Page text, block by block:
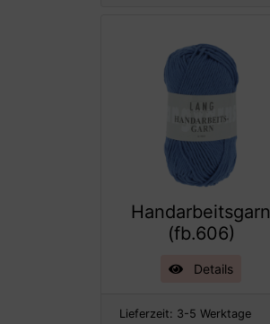
Handarbeitsgarn
(fb.606)
Details
Lieferzeit: 3-5 Werktage